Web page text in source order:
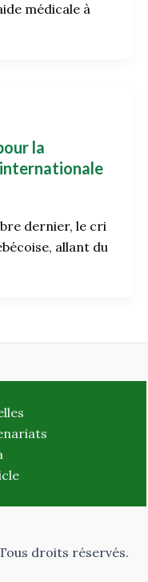
médicale à
la
dernier, le cri
allant du
droits réservés.